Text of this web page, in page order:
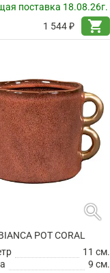
поставка 18.08.26г.
1 544 ₽
shopping_cart
search
POT CORAL
11 см.
9 см.